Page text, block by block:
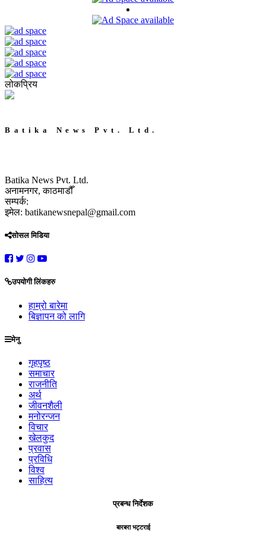
लोकप्रिय
Batika News Pvt. Ltd.
Batika News Pvt. Ltd.
अनामनगर, काठमाडौँ
सम्पर्क:
इमेल: batikanewsnepal@gmail.com
सोसल मिडिया
उपयोगी लिंकहरु
हाम्रो बारेमा
बिज्ञापन को लागि
मेनु
गृहपृष्ठ
समाचार
राजनीति
अर्थ
जीवनशैली
मनोरन्जन
विचार
खेलकुद
प्रवास
प्रविधि
विश्व
साहित्य
प्रबन्ध निर्देशक
बारबरा भट्टराई